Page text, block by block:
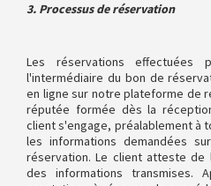
3. Processus de réservation
Les réservations
l'intermédiaire du bon de
en ligne sur notre plateforme de
réputée formée dès la
client s'engage, préalablement à
les informations demandées
réservation. Le client atteste
des informations transmises.